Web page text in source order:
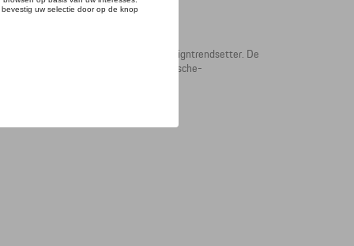
RACING®-collectie is een absolute designtrendsetter. De
geven, en ook de hoogwaardige Porsche-